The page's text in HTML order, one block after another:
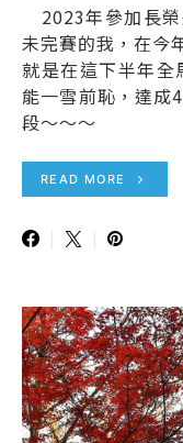
2023年參加長
未完賽的我，在今
就是在這下半年全
能一雪前恥，達成
段～～～
READ MORE